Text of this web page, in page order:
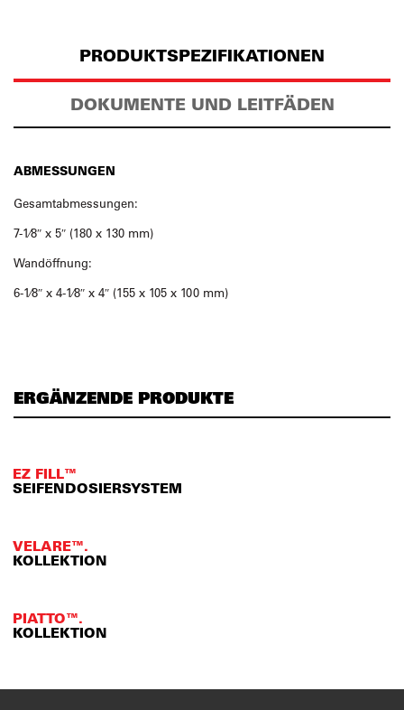
PRODUKTSPEZIFIKATIONEN
DOKUMENTE UND LEITFÄDEN
ABMESSUNGEN
Gesamtabmessungen:
7-1⁄8″ x 5″ (180 x 130 mm)
Wandöffnung:
6-1⁄8″ x 4-1⁄8″ x 4″ (155 x 105 x 100 mm)
ERGÄNZENDE PRODUKTE
EZ FILL™
SEIFENDOSIERSYSTEM
VELARE™.
KOLLEKTION
PIATTO™.
KOLLEKTION